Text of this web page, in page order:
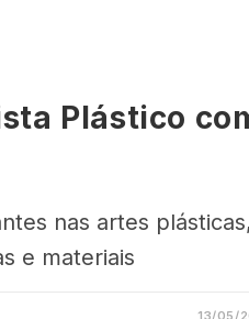
Plástico
nas artes plásticas,
e materiais
13/05/